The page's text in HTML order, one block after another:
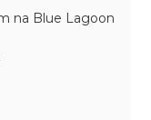
na Blue Lagoon